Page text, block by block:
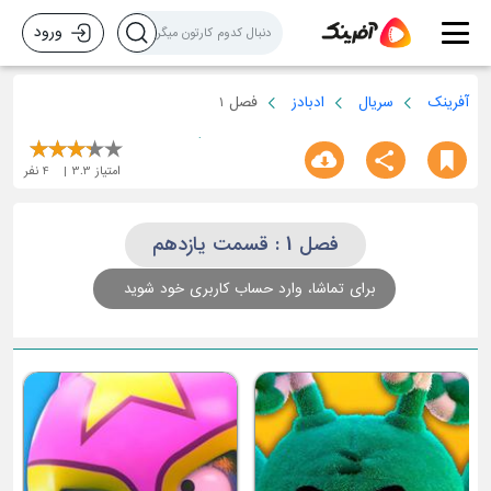
ورود
آفرینک سریال ادبادز فصل 1
امتیاز 3.3
4 نفر
فصل 1 : قسمت یازدهم
برای تماشا، وارد حساب کاربری خود شوید